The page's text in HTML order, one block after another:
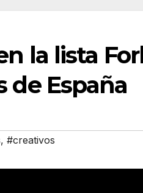
la lista
de España
, #creativos